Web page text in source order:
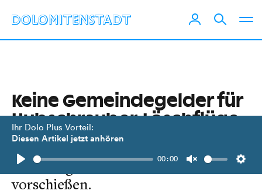
Ihr Dolo Plus Vorteil:
Diesen Artikel jetzt anhören
Play
00:00
Unmute
Keine Gemeindegelder für
Hubschrauber-Löschflüge
Osttirols Gemeinden brauchen bei
Löschflügen kein Geld mehr
vorschießen.